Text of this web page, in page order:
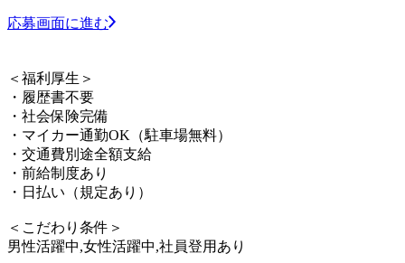
応募画面に進む
＜福利厚生＞
・履歴書不要
・社会保険完備
・マイカー通勤OK（駐車場無料）
・交通費別途全額支給
・前給制度あり
・日払い（規定あり）
＜こだわり条件＞
男性活躍中,女性活躍中,社員登用あり